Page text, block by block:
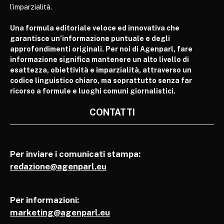
l’imparzialità.
Una formula editoriale veloce ed innovativa che
garantisce un’informazione puntuale e degli
approfondimenti originali. Per noi di Agenparl, fare
informazione significa mantenere un alto livello di
esattezza, obiettività e imparzialità, attraverso un
codice linguistico chiaro, ma soprattutto senza far
ricorso a formule e luoghi comuni giornalistici.
CONTATTI
Per inviare i comunicati stampa:
redazione@agenparl.eu
Per informazioni:
marketing@agenparl.eu